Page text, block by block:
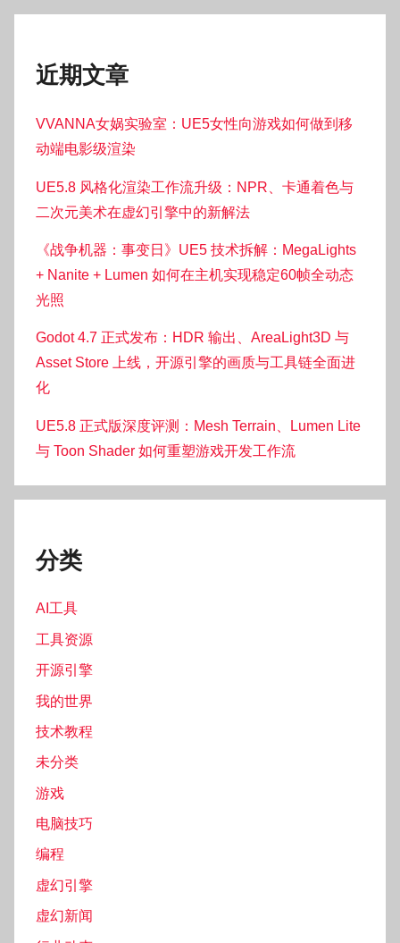
近期文章
VVANNA女娲实验室：UE5女性向游戏如何做到移
动端电影级渲染
UE5.8 风格化渲染工作流升级：NPR、卡通着色与
二次元美术在虚幻引擎中的新解法
《战争机器：事变日》UE5 技术拆解：MegaLights
+ Nanite + Lumen 如何在主机实现稳定60帧全动态
光照
Godot 4.7 正式发布：HDR 输出、AreaLight3D 与
Asset Store 上线，开源引擎的画质与工具链全面进
化
UE5.8 正式版深度评测：Mesh Terrain、Lumen Lite
与 Toon Shader 如何重塑游戏开发工作流
分类
AI工具
工具资源
开源引擎
我的世界
技术教程
未分类
游戏
电脑技巧
编程
虚幻引擎
虚幻新闻